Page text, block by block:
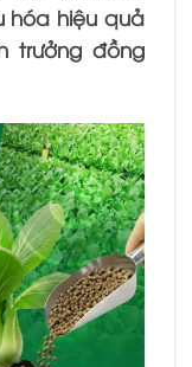
hóa hiệu quả
trưởng đồng